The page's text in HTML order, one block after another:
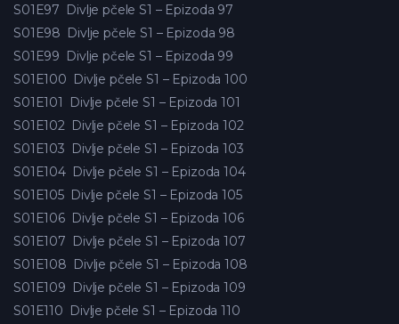
S01E97 Divlje pčele S1 – Epizoda 97
S01E98 Divlje pčele S1 – Epizoda 98
S01E99 Divlje pčele S1 – Epizoda 99
S01E100 Divlje pčele S1 – Epizoda 100
S01E101
Divlje pčele S1 – Epizoda 101
S01E102 Divlje pčele S1 – Epizoda 102
S01E103 Divlje pčele S1 – Epizoda 103
S01E104 Divlje pčele S1 – Epizoda 104
S01E105 Divlje pčele S1 – Epizoda 105
S01E106 Divlje pčele S1 – Epizoda 106
S01E107 Divlje pčele S1 – Epizoda 107
S01E108 Divlje pčele S1 – Epizoda 108
S01E109 Divlje pčele S1 – Epizoda 109
S01E110 Divlje pčele S1 – Epizoda 110